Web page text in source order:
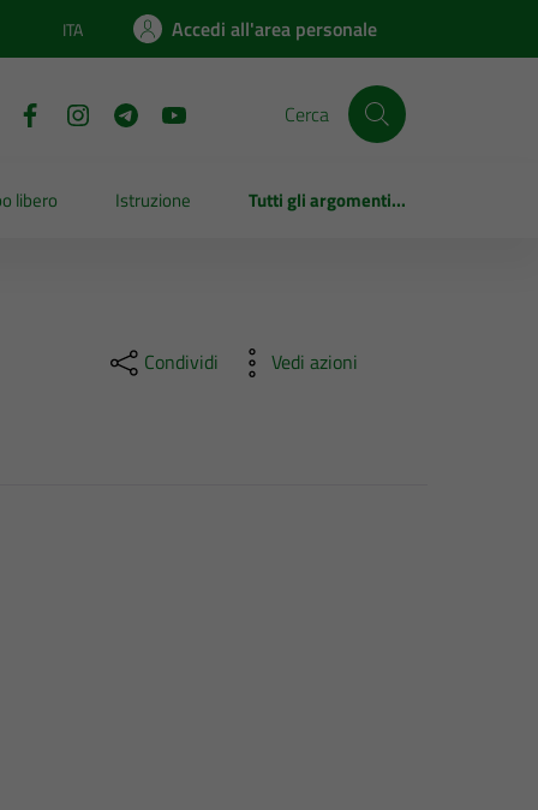
Lingua attiva:
ITA Accedi all'area personale
Cerca
libero Istruzione Tutti gli argomenti...
Condividi Vedi azioni